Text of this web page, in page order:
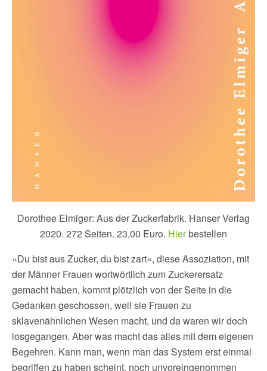
Dorothee Elmiger: Aus der Zuckerfabrik. Hanser Verlag
2020. 272 Seiten. 23,00 Euro. Hierbestellen
»Du bist aus Zucker, du bist zart«, diese Assoziation, mit
der Männer Frauen wortwörtlich zum Zuckerersatz
gemacht haben, kommt plötzlich von der Seite in die
Gedanken geschossen, weil sie Frauen zu
sklavenähnlichen Wesen macht, und da waren wir doch
losgegangen. Aber was macht das alles mit dem eigenen
Begehren. Kann man, wenn man das System erst einmal
begriffen zu haben scheint, noch unvoreingenommen